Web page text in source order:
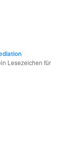
Lesezeichen für